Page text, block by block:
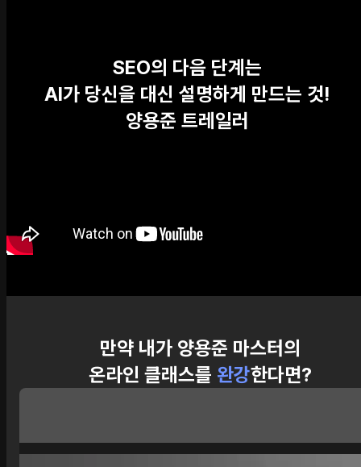
SEO의 다음 단계는
AI가 당신을 대신 설명하게 만드는 것!
양용준 트레일러
만약 내가 양용준 마스터의
온라인 클래스를 완강한다면?